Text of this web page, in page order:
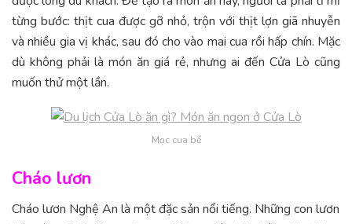
từng bước: thịt cua được gỡ nhỏ, trộn với thịt lợn giã nhuyễn
và nhiều gia vị khác, sau đó cho vào mai cua rồi hấp chín. Mặc
dù không phải là món ăn giá rẻ, nhưng ai đến Cửa Lò cũng
muốn thử một lần.
Mọc cua bể
Cháo lươn
Cháo lươn Nghệ An là một đặc sản nổi tiếng. Những con lươn